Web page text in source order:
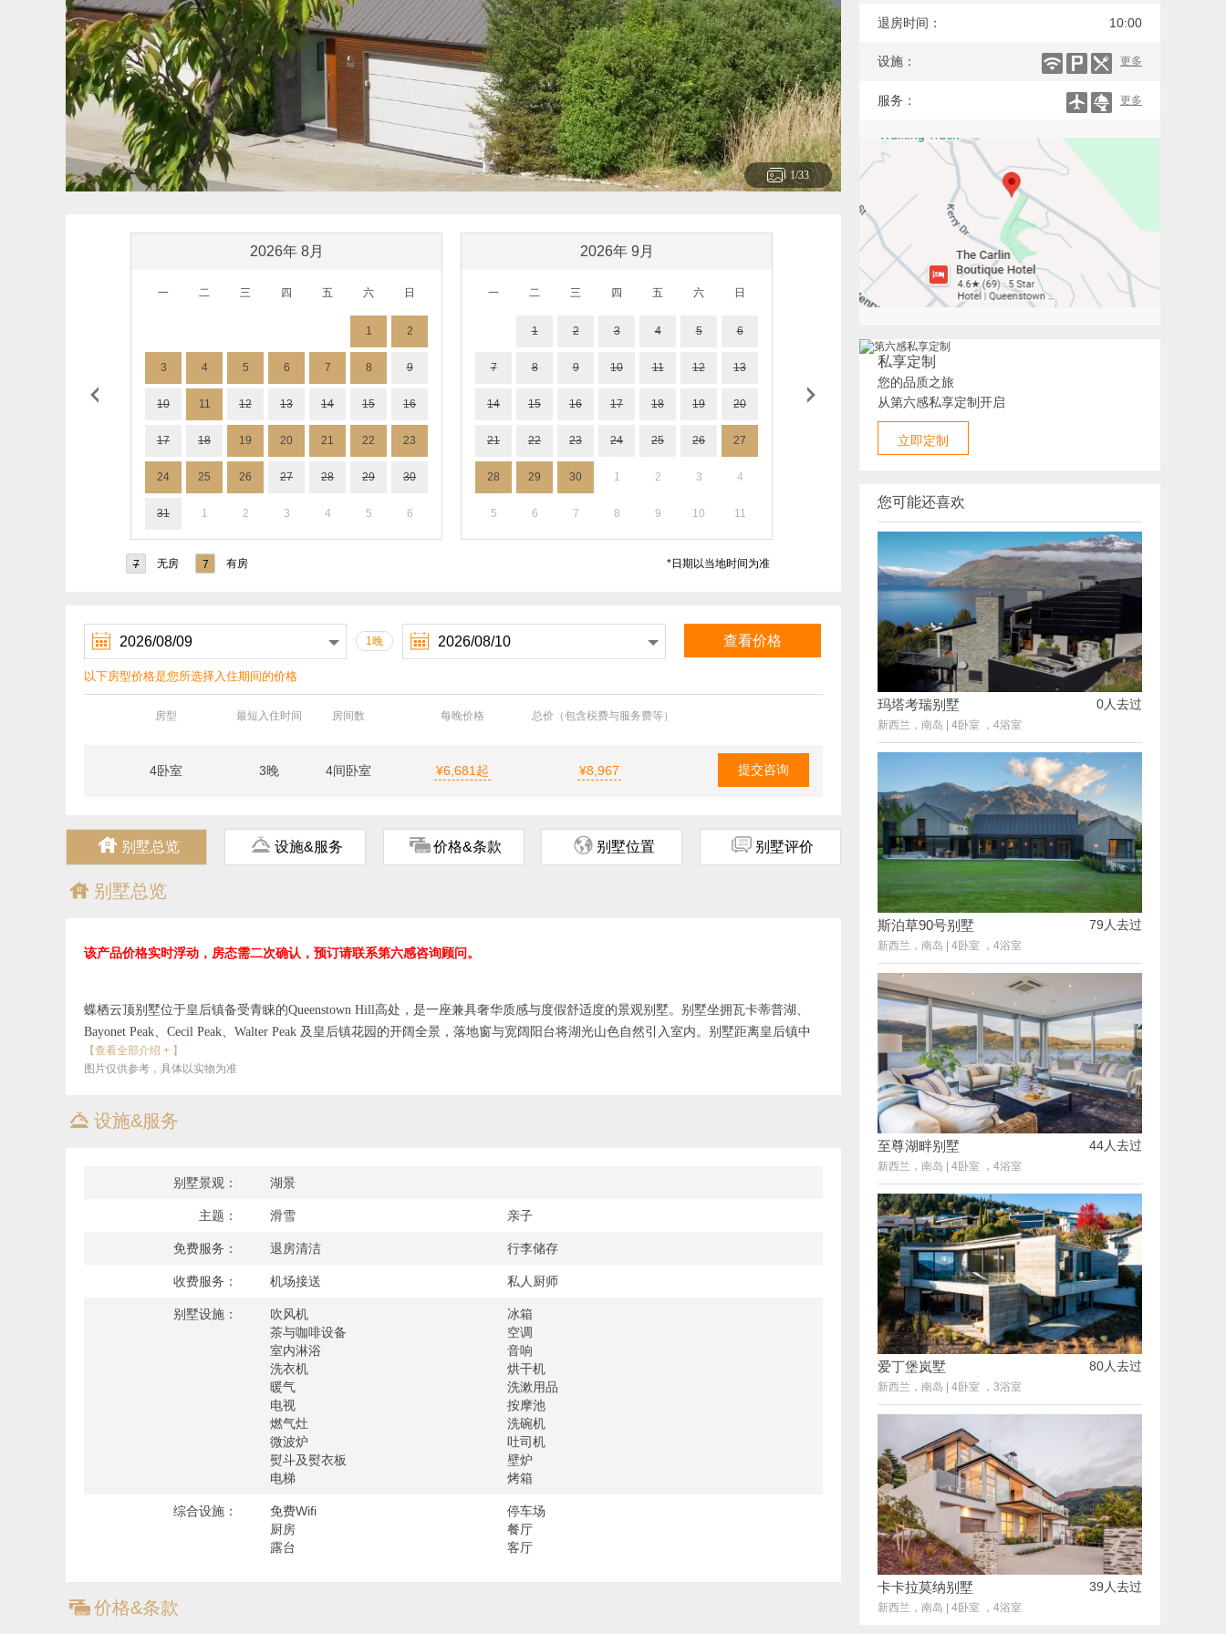
1/33
2026年 8月
一 二 三 四 五 六 日
1 2
3 4 5 6 7 8 9
10 11 12 13 14 15 16
17 18 19 20 21 22 23
24 25 26 27 28 29 30
31 1 2 3 4 5 6
2026年 9 月
一 二 三 四 五 六 日
1 2 3 4 5 6
7 8 9 10 11 12 13
14 15 16 17 18 19 20
21 22 23 24 25 26 27
28 29 30 1 2 3 4
5 6 7 8 9 10 11
7 无房 7 有房 *日期以当地时间为准
 1晚  查看价格
以下房型价格是您所选择入住期间的价格
房型 最短入住时间 房间数 每晚价格 总价（包含税费与服务费等）
4卧室 3晚 4间卧室 ¥6,681起 ¥8,967 提交咨询
ጄ 别墅总览 ጆ 设施&服务 ጅ 价格&条款 ጂ 别墅位置 ጃ 别墅评价
ጄ 别墅总览
该产品价格实时浮动，房态需二次确认，预订请联系第六感咨询顾问。
蝶栖云顶别墅位于皇后镇备受青睐的Queenstown Hill高处，是一座兼具奢华质感与度假舒适度的景观别墅。别墅坐拥瓦卡蒂普湖、
Bayonet Peak、Cecil Peak、Walter Peak 及皇后镇花园的开阔全景，落地窗与宽阔阳台将湖光山色自然引入室内。别墅距离皇后镇中
心约1.2公里，步行约15分钟即可抵达热闹城区，同时又坐落于安静社区，兼顾便利与私密；前往皇冠峰滑雪场车程约23分钟，前往
Amisfield、Mora 等酒庄及箭镇也十分方便。别墅共三层，配备4间带独立卫浴的卧室，可入住8人，部分床型可灵活拆分为双床，适
容纳8人的室内外用餐区，以及配备85英寸智能电视的影音室。户外湖景阳台配有休闲区、烧烤设施与用餐空间，下层露台还设有高
距离皇后镇中心（Queenstown Center） 约5分钟车程
4卧室，4浴室，标准容纳8人，最多容纳8人
卧室2：1张大床/2张单人床
卧室4：1张大床/2张单人床
户外烧烤炉
洗衣机及烘干机
【查看全部介绍 + 】
图片仅供参考，具体以实物为准
ጆ 设施&服务
别墅景观： 湖景
主题： 滑雪 亲子
免费服务： 退房清洁 行李储存
收费服务： 机场接送 私人厨师
别墅设施： 吹风机
冰箱
茶与咖啡设备
空调
室内淋浴
音响
洗衣机
烘干机
暖气
洗漱用品
电视
按摩池
燃气灶
洗碗机
微波炉
吐司机
熨斗及熨衣板
壁炉
电梯
烤箱
综合设施： 免费Wifi
停车场
厨房
餐厅
露台
客厅
ጅ 价格&条款
10:00
退房时间：
更多
设施：
更多
服务：
私享定制
您的品质之旅
从第六感私享定制开启
立即定制
您可能还喜欢
玛塔考瑞别墅 0人去过
新西兰，南岛 4卧室 ，4浴室
斯泊草90号别墅 79人去过
新西兰，南岛 4卧室 ，4浴室
至尊湖畔别墅 44人去过
新西兰，南岛 4卧室 ，4浴室
爱丁堡岚墅 80人去过
新西兰，南岛 4卧室 ，3浴室
卡卡拉莫纳别墅 39人去过
新西兰，南岛 4卧室 ，4浴室